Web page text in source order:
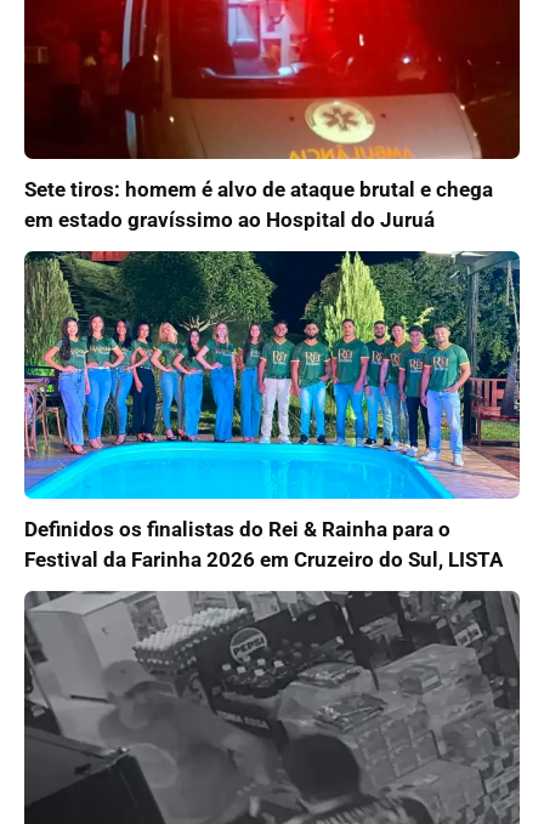
Sete tiros: homem é alvo de ataque brutal e chega
em estado gravíssimo ao Hospital do Juruá
Definidos os finalistas do Rei & Rainha para o
Festival da Farinha 2026 em Cruzeiro do Sul, LISTA